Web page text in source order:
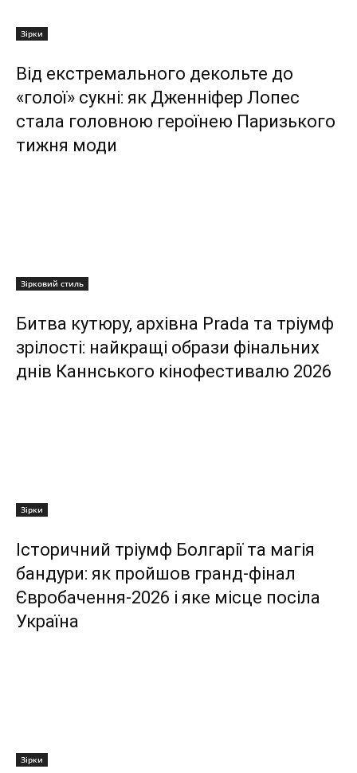
Зірки
Від екстремального декольте до
«голої» сукні: як Дженніфер Лопес
стала головною героїнею Паризького
тижня моди
Зірковий стиль
Битва кутюру, архівна Prada та тріумф
зрілості: найкращі образи фінальних
днів Каннського кінофестивалю 2026
Зірки
Історичний тріумф Болгарії та магія
бандури: як пройшов гранд-фінал
Євробачення-2026 і яке місце посіла
Україна
Зірки